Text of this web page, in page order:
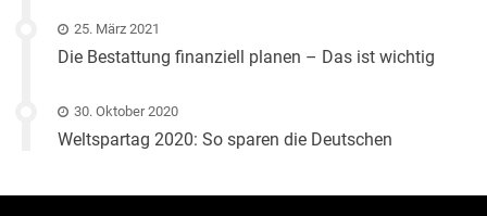
25. März 2021
Die Bestattung finanziell planen – Das ist wichtig
30. Oktober 2020
Weltspartag 2020: So sparen die Deutschen